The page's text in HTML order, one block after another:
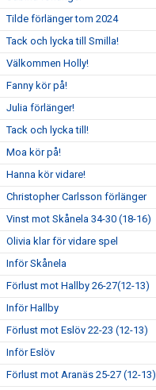
Tilde förlänger tom 2024
Tack och lycka till Smilla!
Välkommen Holly!
Fanny kör på!
Julia förlänger!
Tack och lycka till!
Moa kör på!
Hanna kör vidare!
Christopher Carlsson förlänger
Vinst mot Skånela 34-30 (18-16)
Olivia klar för vidare spel
Inför Skånela
Förlust mot Hallby 26-27(12-13)
Inför Hallby
Förlust mot Eslöv 22-23 (12-13)
Inför Eslöv
Förlust mot Aranäs 25-27 (12-13)